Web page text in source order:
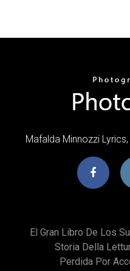
Mafalda Minnozzi
El Gran Libro De Los
Storia Della
Perdida Por